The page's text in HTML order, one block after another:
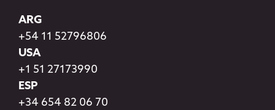
ARG
+54 11 52796806
USA
+1 51 27173990
ESP
+34 654 82 06 70